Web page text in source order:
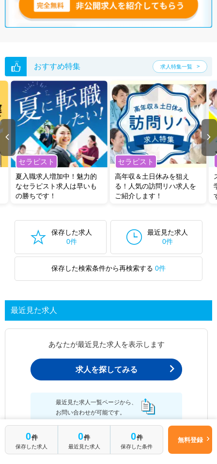
おすすめ特集 求人特集一覧
セラピスト
夏入職求人増加中！魅力的
なセラピスト求人は早いも
の勝ちです！
セラピスト
高年収＆土日休みを狙え
る！人気の訪問リハ求人を
ご紹介します！
保存した求人
0件
最近見た求人
0件
保存した検索条件から再検索する 0件
最近見た求人
あなたが最近見た求人を表示します
求人を探してみる
最近見た求人一覧ページから、
お問い合わせが可能です。
0件
保存した求人
0件
最近見た求人
0件
保存した条件
無料登録